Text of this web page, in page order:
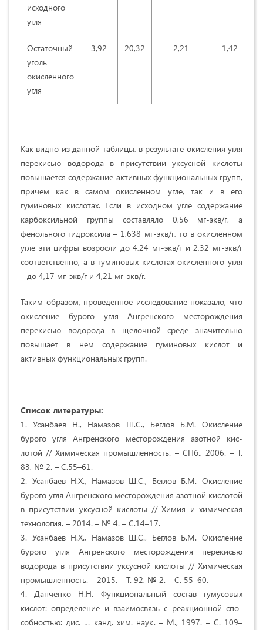
исходного
угля
Остаточный
уголь
окисленного
угля
3,92 20,32 2,21 1,42
Как видно из данной таблицы, в результате окисления угля
перекисью водорода в присутствии уксусной кислоты
повышается содержание активных функциональных групп,
причем как в самом окисленном угле, так и в его
гуминовых кислотах. Если в исходном угле содержание
карбоксильной группы составляло 0,56 мг-экв/г, а
фенольного гидроксила – 1,638 мг-экв/г, то в окисленном
угле эти цифры возросли до 4,24 мг-экв/г и 2,32 мг-экв/г
соответственно, а в гуминовых кислотах окисленного угля
– до 4,17 мг-экв/г и 4,21 мг-экв/г.
Таким образом, проведенное исследование показало, что
окисление бурого угля Ангренского месторождения
перекисью водорода в щелочной среде значительно
повышает в нем содержание гуминовых кислот и
активных функциональных групп.
Список литературы:
1. Усанбаев Н., Намазов Ш.С., Беглов Б.М. Окисление
бурого угля Ангренского месторождения азотной кис-
лотой // Химическая промышленность. – СПб., 2006. – Т.
83, № 2. – С.55–61.
2. Усанбаев Н.Х., Намазов Ш.С., Беглов Б.М. Окисление
бурого угля Ангренского месторождения азотной кислотой
в присутствии уксусной кислоты // Химия и химическая
технология. – 2014. – № 4. – С.14–17.
3. Усанбаев Н.Х., Намазов Ш.С., Беглов Б.М. Окисление
бурого угля Ангренского месторождения перекисью
водорода в присутствии уксусной кислоты // Химическая
промышленность. – 2015. – Т. 92, № 2. – С. 55–60.
4. Данченко Н.Н. Функциональный состав гумусовых
кислот: определение и взаимосвязь с реакционной спо-
собностью: дис. … канд. хим. наук. – М., 1997. – С. 109–